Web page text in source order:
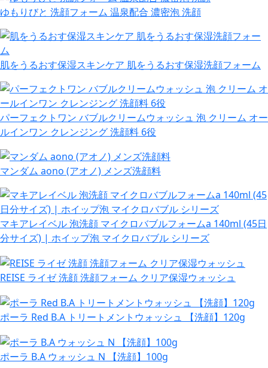
ゆもりびと 洗顔フォーム 温泉配合 濃密泡 洗顔
肌をうるおす保湿スキンケア 肌をうるおす保湿洗顔フォーム
パーフェクトワン バブルクリームウォッシュ 泡 クリーム オー
ルインワン クレンジング 洗顔料 6役
マンダム aono (アオノ) メンズ洗顔料
マキアレイベル 泡洗顔 マイクロバブルフォームa 140ml (45日
分サイズ) | ホイップ泡 マイクロバブル シリーズ
REISE ライゼ 洗顔 洗顔フォーム クリア保湿ウォッシュ
ポーラ Red B.A トリートメントウォッシュ 【洗顔】120g
ポーラ B.A ウォッシュ N 【洗顔】100g